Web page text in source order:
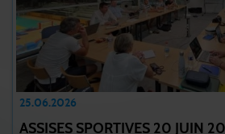
25.06.2026
ASSISES SPORTIVES 20 JUIN